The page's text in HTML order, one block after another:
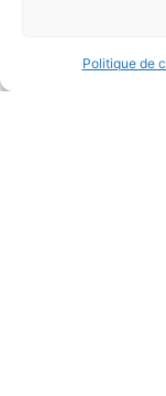
Politique de